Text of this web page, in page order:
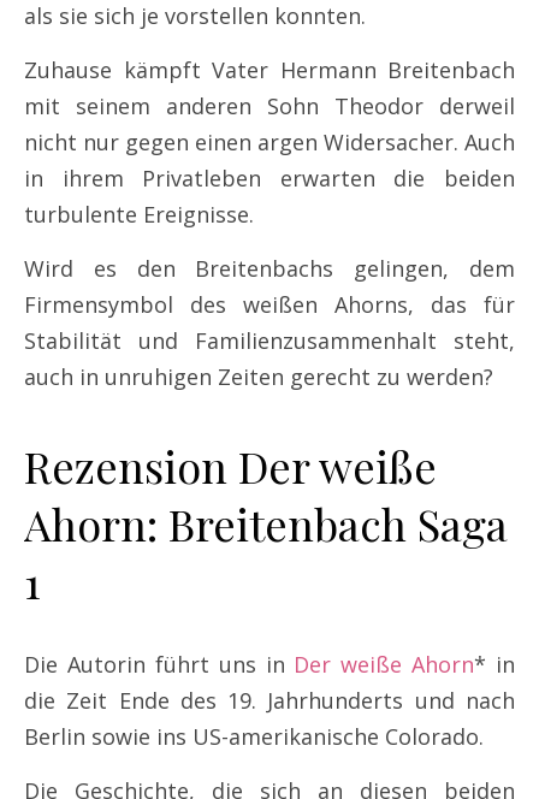
als sie sich je vorstellen konnten.
Zuhause kämpft Vater Hermann Breitenbach
mit seinem anderen Sohn Theodor derweil
nicht nur gegen einen argen Widersacher. Auch
in ihrem Privatleben erwarten die beiden
turbulente Ereignisse.
Wird es den Breitenbachs gelingen, dem
Firmensymbol des weißen Ahorns, das für
Stabilität und Familienzusammenhalt steht,
auch in unruhigen Zeiten gerecht zu werden?
Rezension Der weiße
Ahorn: Breitenbach Saga
1
Die Autorin führt uns in Der weiße Ahorn* in
die Zeit Ende des 19. Jahrhunderts und nach
Berlin sowie ins US-amerikanische Colorado.
Die Geschichte, die sich an diesen beiden